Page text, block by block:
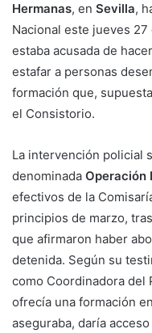
Hermanas, en Sevilla,
Nacional este jueves
estaba acusada de
estafar a personas
formación que,
el Consistorio.
La intervención policial
denominada Operación
efectivos de la
principios de marzo,
que afirmaron haber
detenida. Según su
como Coordinadora del
ofrecía una formación
aseguraba, daría